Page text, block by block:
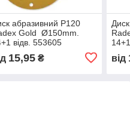
абразивний Р120
Gold Ø150mm.
відв. 553605
15,95₴ від